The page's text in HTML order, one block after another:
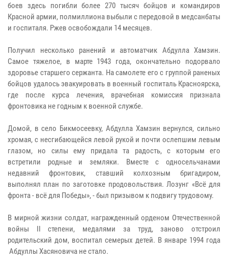
боев здесь погибли более 270 тысяч бойцов и командиров
Красной армии, полмиллиона выбыли с передовой в медсанбаты
и госпиталя. Ржев освобождали 14 месяцев.
Получил несколько ранений и автоматчик Абдулла Хамзин.
Самое тяжелое, в марте 1943 года, окончательно подорвало
здоровье старшего сержанта. На самолете его с группой раненых
бойцов удалось эвакуировать в военный госпиталь Красноярска,
где после курса лечения, врачебная комиссия признала
фронтовика не годным к военной службе.
Домой, в село Бикмосеевку, Абдулла Хамзин вернулся, сильно
хромая, с несгибающейся левой рукой и почти ослепшим левым
глазом, но силы ему придала та радость, с которым его
встретили родные и земляки. Вместе с односельчанами
недавний фронтовик, ставший колхозным бригадиром,
выполнял план по заготовке продовольствия. Лозунг «Всё для
фронта - всё для Победы», - был призывом к подвигу трудовому.
В мирной жизни солдат, награжденный орденом Отечественной
войны II степени, медалями за труд, заново отстроил
родительский дом, воспитал семерых детей. В январе 1994 года
Абдуллы Хасяновича не стало.